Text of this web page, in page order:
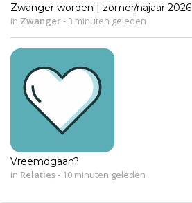
Zwanger worden | zomer/najaar 2026
in Zwanger- 3 minuten geleden
Vreemdgaan?
in Relaties- 10 minuten geleden